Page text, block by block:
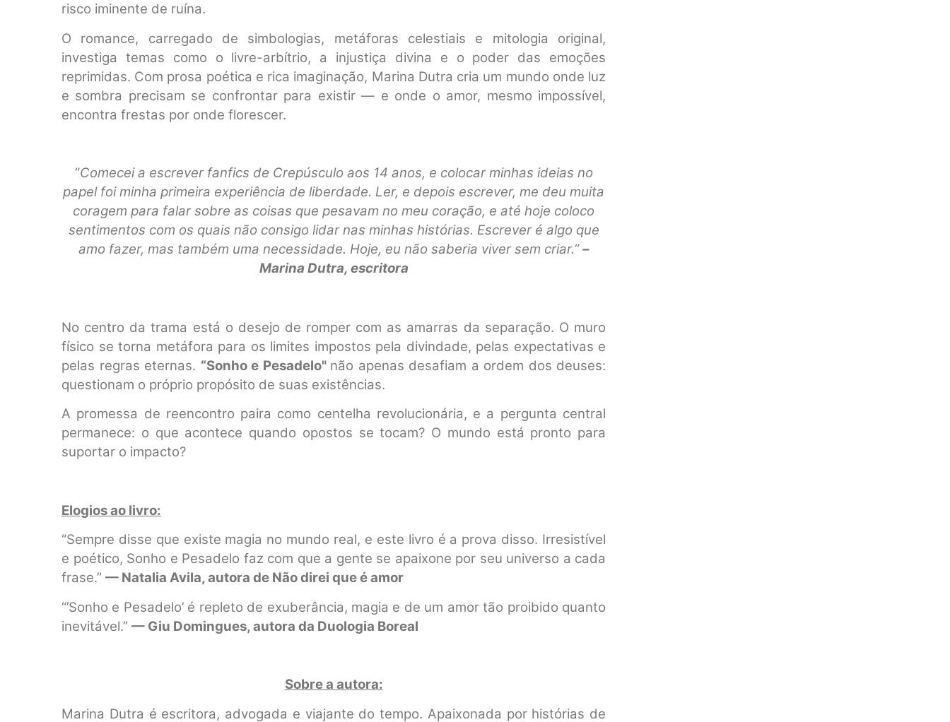
risco iminente de ruína.
O romance, carregado de simbologias, metáforas celestiais e mitologia original,
investiga temas como o livre-arbítrio, a injustiça divina e o poder das emoções
reprimidas. Com prosa poética e rica imaginação, Marina Dutra cria um mundo onde luz
e sombra precisam se confrontar para existir — e onde o amor, mesmo impossível,
encontra frestas por onde florescer.
“Comecei a escrever fanfics de Crepúsculo aos 14 anos, e colocar minhas ideias no
papel foi minha primeira experiência de liberdade. Ler, e depois escrever, me deu muita
coragem para falar sobre as coisas que pesavam no meu coração, e até hoje coloco
sentimentos com os quais não consigo lidar nas minhas histórias. Escrever é algo que
amo fazer, mas também uma necessidade. Hoje, eu não saberia viver sem criar.”–
Marina Dutra, escritora
No centro da trama está o desejo de romper com as amarras da separação. O muro
físico se torna metáfora para os limites impostos pela divindade, pelas expectativas e
pelas regras eternas. “Sonho e Pesadelo" não apenas desafiam a ordem dos deuses:
questionam o próprio propósito de suas existências.
A promessa de reencontro paira como centelha revolucionária, e a pergunta central
permanece: o que acontece quando opostos se tocam? O mundo está pronto para
suportar o impacto?
Elogios ao livro:
“Sempre disse que existe magia no mundo real, e este livro é a prova disso. Irresistível
e poético, Sonho e Pesadelo faz com que a gente se apaixone por seu universo a cada
frase.” — Natalia Avila, autora de Não direi que é amor
“’Sonho e Pesadelo’ é repleto de exuberância, magia e de um amor tão proibido quanto
inevitável.” — Giu Domingues, autora da Duologia Boreal
Sobre a autora:
Marina Dutra é escritora, advogada e viajante do tempo. Apaixonada por histórias de